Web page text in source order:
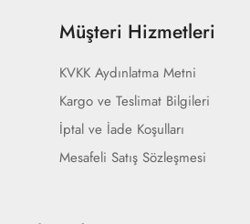
Müşteri Hizmetleri
KVKK Aydınlatma Metni
Kargo ve Teslimat Bilgileri
İptal ve İade Koşulları
Mesafeli Satış Sözleşmesi